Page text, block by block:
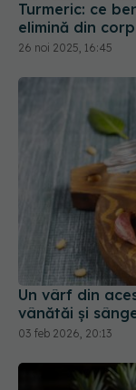
Turmeric: ce
elimină din corp
26 noi 2025, 16:45
Un vârf din
vânătăi și
03 feb 2026, 20:13